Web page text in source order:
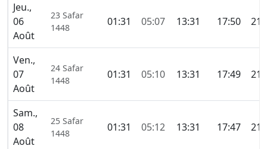
Jeu.,
06
Août
23 Safar
1448
01:31 05:07 13:31 17:50
Ven.,
07
Août
24 Safar
1448
01:31 05:10 13:31 17:49
Sam.,
08
Août
25 Safar
1448
01:31 05:12 13:31 17:47